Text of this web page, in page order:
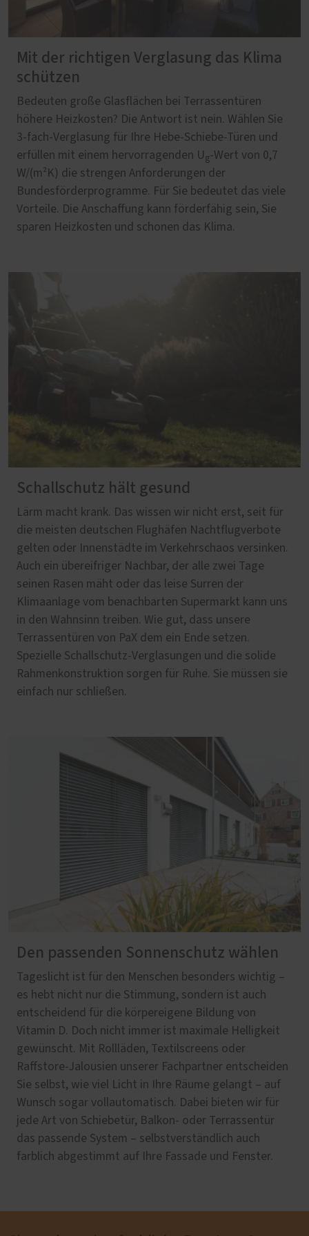
Mit der richtigen Verglasung das Klima
schützen
Bedeuten große Glasflächen bei Terrassentüren
höhere Heizkosten? Die Antwort ist nein. Wählen Sie
3-fach-Verglasung für Ihre Hebe-Schiebe-Türen und
erfüllen mit einem hervorragenden U g-Wert von 0,7
W/(m²K) die strengen Anforderungen der
Bundesförderprogramme. Für Sie bedeutet das viele
Vorteile. Die Anschaffung kann förderfähig sein, Sie
sparen Heizkosten und schonen das Klima.
Schallschutz hält gesund
Lärm macht krank. Das wissen wir nicht erst, seit für
die meisten deutschen Flughäfen Nachtflugverbote
gelten oder Innenstädte im Verkehrschaos versinken.
Auch ein übereifriger Nachbar, der alle zwei Tage
seinen Rasen mäht oder das leise Surren der
Klimaanlage vom benachbarten Supermarkt kann uns
in den Wahnsinn treiben. Wie gut, dass unsere
Terrassentüren von PaX dem ein Ende setzen.
Spezielle Schallschutz-Verglasungen und die solide
Rahmenkonstruktion sorgen für Ruhe. Sie müssen sie
einfach nur schließen.
Den passenden Sonnenschutz wählen
Tageslicht ist für den Menschen besonders wichtig –
es hebt nicht nur die Stimmung, sondern ist auch
entscheidend für die körpereigene Bildung von
Vitamin D. Doch nicht immer ist maximale Helligkeit
gewünscht. Mit Rollläden, Textilscreens oder
Raffstore-Jalousien unserer Fachpartner entscheiden
Sie selbst, wie viel Licht in Ihre Räume gelangt – auf
Wunsch sogar vollautomatisch. Dabei bieten wir für
jede Art von Schiebetür, Balkon- oder Terrassentür
das passende System – selbstverständlich auch
farblich abgestimmt auf Ihre Fassade und Fenster.